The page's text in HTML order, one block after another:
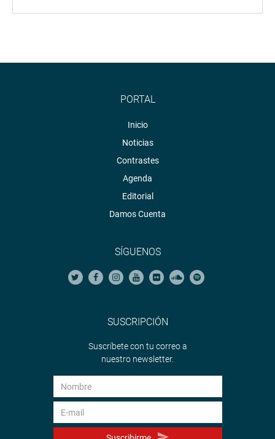
PORTAL
Inicio
Noticias
Contrastes
Agenda
Editorial
Damos Cuenta
SÍGUENOS
SUSCRIPCIÓN
Suscríbete con tu correo a
nuestro newsletter.